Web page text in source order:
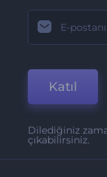
Katıl
Dilediğiniz
çıkabilirsiniz.